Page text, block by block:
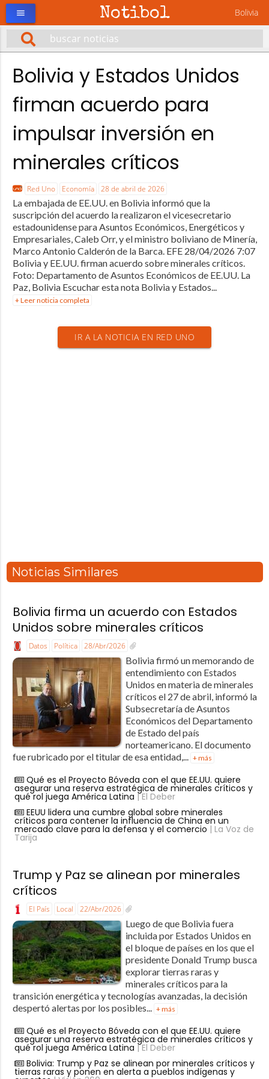
Notibol Bolivia
menu
Bolivia y Estados Unidos
firman acuerdo para
impulsar inversión en
minerales críticos
Red Uno Economía 28 de abril de 2026
La embajada de EE.UU. en Bolivia informó que la
suscripción del acuerdo la realizaron el vicesecretario
estadounidense para Asuntos Económicos, Energéticos y
Empresariales, Caleb Orr, y el ministro boliviano de Minería,
Marco Antonio Calderón de la Barca. EFE 28/04/2026 7:07
Bolivia y EE.UU. firman acuerdo sobre minerales críticos.
Foto: Departamento de Asuntos Económicos de EE.UU. La
Paz, Bolivia Escuchar esta nota Bolivia y Estados...
+ Leer noticia completa
IR A LA NOTICIA EN RED UNO
Noticias Similares
Bolivia firma un acuerdo con Estados
Unidos sobre minerales críticos
Datos Política 28/Abr/2026
Bolivia firmó un memorando de
entendimiento con Estados
Unidos en materia de minerales
críticos el 27 de abril, informó la
Subsecretaría de Asuntos
Económicos del Departamento
de Estado del país
norteamericano. El documento
fue rubricado por el titular de esa entidad,... + más
Qué es el Proyecto Bóveda con el que EE.UU. quiere
asegurar una reserva estratégica de minerales críticos y
qué rol juega América Latina | El Deber
EEUU lidera una cumbre global sobre minerales
críticos para contener la influencia de China en un
mercado clave para la defensa y el comercio | La Voz de
Tarija
Trump y Paz se alinean por minerales
críticos
El País Local 22/Abr/2026
Luego de que Bolivia fuera
incluida por Estados Unidos en
el bloque de países en los que el
presidente Donald Trump busca
explorar tierras raras y
minerales críticos para la
transición energética y tecnologías avanzadas, la decisión
despertó alertas por los posibles...
+ más
Qué es el Proyecto Bóveda con el que EE.UU. quiere
asegurar una reserva estratégica de minerales críticos y
qué rol juega América Latina | El Deber
Bolivia: Trump y Paz se alinean por minerales críticos y
tierras raras y ponen en alerta a pueblos indígenas y